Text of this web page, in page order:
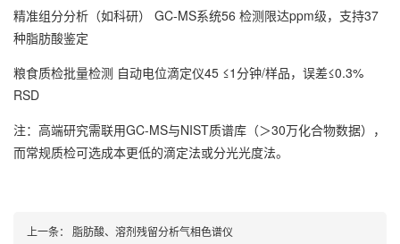
精准组分分析（如科研） GC-MS系统‌56 检测限达ppm级，支持37
种脂肪酸鉴定
粮食质检批量检测 自动电位滴定仪‌45 ≤1分钟/样品，误差≤0.3%
RSD
‌注‌：高端研究需联用GC-MS与NIST质谱库（＞30万化合物数据）‌，
而常规质检可选成本更低的滴定法或分光光度法‌。
上一条：
脂肪酸、溶剂残留分析气相色谱仪